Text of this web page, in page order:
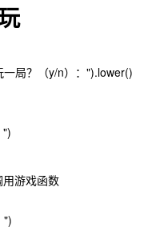
局？（y/n）：").lower()
")
游戏函数
")